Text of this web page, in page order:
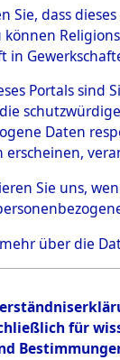
Sie, dass
können
in
Portals sind
Daten
erscheinen,
Sie uns,
über die
für